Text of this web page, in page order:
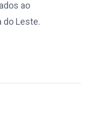
ao
do Leste.